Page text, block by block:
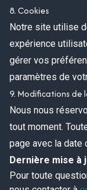
8. Cookies
Notre site utilise
expérience
gérer vos
paramètres de
9. Modifications
Nous nous
tout moment.
page avec la date
Dernière mise à
Pour toute